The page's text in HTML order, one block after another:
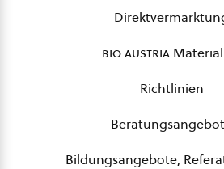
bio austria
Richtlinien
Bildungsangebote,